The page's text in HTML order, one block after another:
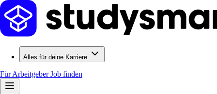
Alles für deine Karriere
Für ArbeitgeberJob finden